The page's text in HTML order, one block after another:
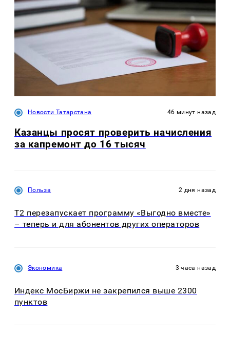
Новости Татарстана 46 минут назад
Казанцы просят проверить начисления
за капремонт до 16 тысяч
Польза 2 дня назад
Т2 перезапускает программу «Выгодно вместе»
– теперь и для абонентов других операторов
Экономика 3 часа назад
Индекс МосБиржи не закрепился выше 2300
пунктов